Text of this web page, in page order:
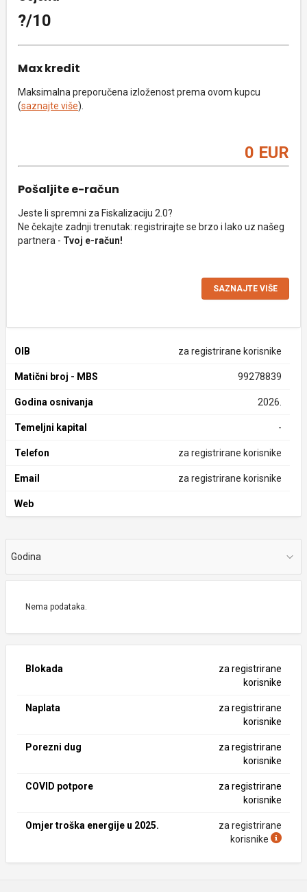
?/10
Max kredit
Maksimalna preporučena izloženost prema ovom kupcu
(saznajte više).
0 EUR
Pošaljite e-račun
Jeste li spremni za Fiskalizaciju 2.0?
Ne čekajte zadnji trenutak: registrirajte se brzo i lako uz našeg
partnera - Tvoj e-račun!
SAZNAJTE VIŠE
OIB za registrirane korisnike
Matični broj - MBS 99278839
Godina osnivanja 2026.
Temeljni kapital -
Telefon za registrirane korisnike
Email za registrirane korisnike
Web
Godina
Nema podataka.
Blokada
za registrirane
korisnike
Naplata
za registrirane
korisnike
Porezni dug
za registrirane
korisnike
COVID potpore
za registrirane
korisnike
Omjer troška energije u 2025.
za registrirane
korisnike